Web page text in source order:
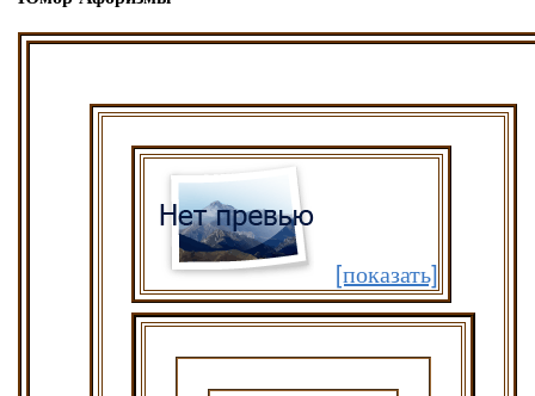
[показать]